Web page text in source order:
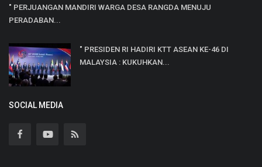
" PERJUANGAN MANDIRI WARGA DESA RANGDA MENUJU
PERADABAN...
" PRESIDEN RI HADIRI KTT ASEAN KE-46 DI
MALAYSIA : KUKUHKAN...
SOCIAL MEDIA